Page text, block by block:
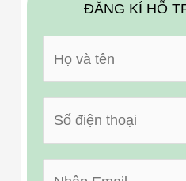
ĐĂNG KÍ HỖ